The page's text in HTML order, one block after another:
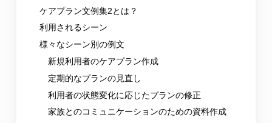
ケアプラン文例集2とは？
利用されるシーン
様々なシーン別の例文
新規利用者のケアプラン作成
定期的なプランの見直し
利用者の状態変化に応じたプランの修正
家族とのコミュニケーションのための資料作成